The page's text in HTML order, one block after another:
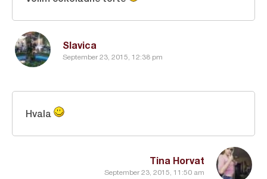
Slavica
September 23, 2015, 12:38 pm
Tina Horvat
September 23, 2015, 11:50 am
Hvala